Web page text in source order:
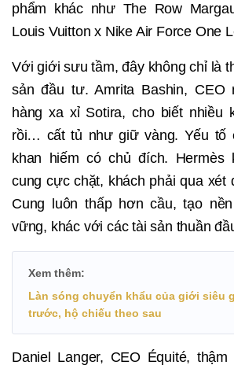
phẩm khác như The Row
Louis Vuitton x Nike Air Force One
Với giới sưu tầm, đây không chỉ là
sản đầu tư. Amrita Bashin, CEO
hàng xa xỉ Sotira, cho biết nhiều
rồi… cất tủ như giữ vàng. Yếu tố
khan hiếm có chủ đích. Hermès
cung cực chặt, khách phải qua xét
Cung luôn thấp hơn cầu, tạo
vững, khác với các tài sản thuần
Xem thêm:
Làn sóng chuyển khẩu của giới siêu
trước, hộ chiếu theo sau
Daniel Langer, CEO Équité,